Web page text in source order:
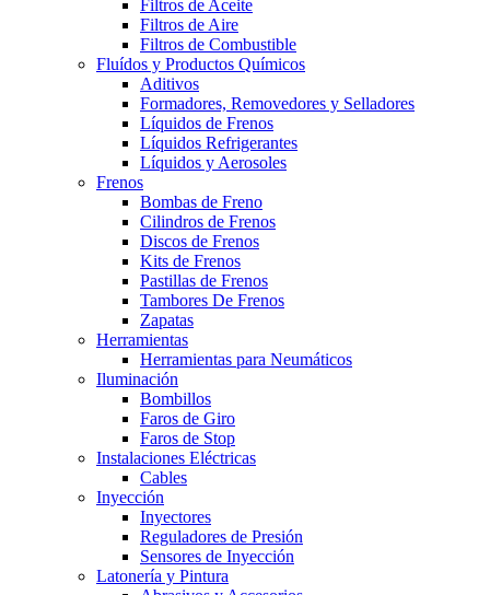
Filtros de Aceite
Filtros de Aire
Filtros de Combustible
Fluídos y Productos Químicos
Aditivos
Formadores, Removedores y Selladores
Líquidos de Frenos
Líquidos Refrigerantes
Líquidos y Aerosoles
Frenos
Bombas de Freno
Cilindros de Frenos
Discos de Frenos
Kits de Frenos
Pastillas de Frenos
Tambores De Frenos
Zapatas
Herramientas
Herramientas para Neumáticos
Iluminación
Bombillos
Faros de Giro
Faros de Stop
Instalaciones Eléctricas
Cables
Inyección
Inyectores
Reguladores de Presión
Sensores de Inyección
Latonería y Pintura